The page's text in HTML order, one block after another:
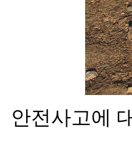
안전사고에